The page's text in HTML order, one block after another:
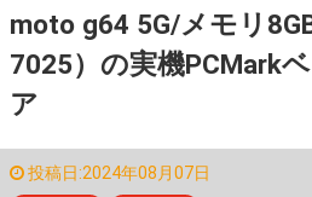
moto g64 5G/メモリ
7025）の実機PCMark
ア
投稿日:2024年08月07日